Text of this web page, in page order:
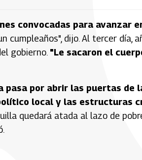
convocadas para avanzar
dijo. Al tercer día,
gobierno. "Le sacaron el
pasa por abrir las puertas de
local y las estructuras
quedará atada al lazo de